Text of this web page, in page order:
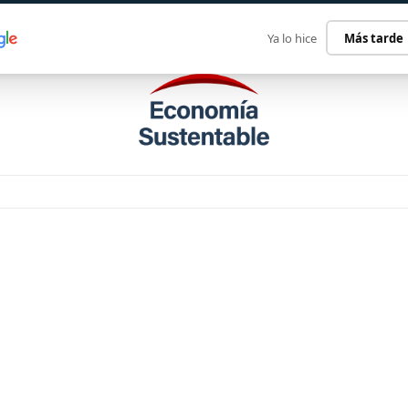
Ya lo hice Más tarde